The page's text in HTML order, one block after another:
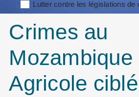
Lutter contre les législations de
Crimes au
Agricole